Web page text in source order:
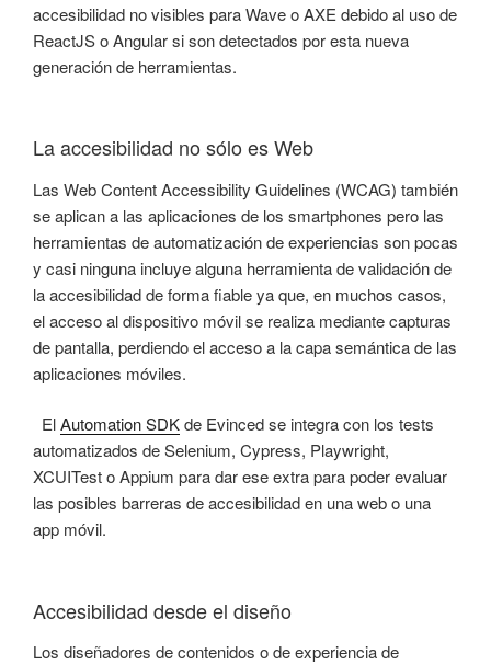
accesibilidad no visibles para Wave o AXE debido al uso de
ReactJS o Angular si son detectados por esta nueva
generación de herramientas.
La accesibilidad no sólo es Web
Las Web Content Accessibility Guidelines (WCAG) también
se aplican a las aplicaciones de los smartphones pero las
herramientas de automatización de experiencias son pocas
y casi ninguna incluye alguna herramienta de validación de
la accesibilidad de forma fiable ya que, en muchos casos,
el acceso al dispositivo móvil se realiza mediante capturas
de pantalla, perdiendo el acceso a la capa semántica de las
aplicaciones móviles.
ElAutomation SDKde Evinced se integra con los tests
automatizados de Selenium, Cypress, Playwright,
XCUITest o Appium para dar ese extra para poder evaluar
las posibles barreras de accesibilidad en una web o una
app móvil.
Accesibilidad desde el diseño
Los diseñadores de contenidos o de experiencia de